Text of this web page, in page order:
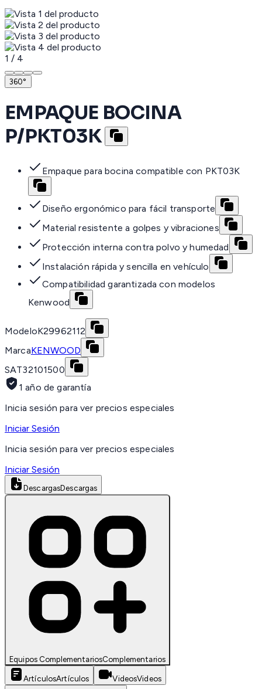
1 / 4
360°
EMPAQUE BOCINA
P/PKT03K
Empaque para bocina compatible con PKT03K
Diseño ergonómico para fácil transporte
Material resistente a golpes y vibraciones
Protección interna contra polvo y humedad
Instalación rápida y sencilla en vehículo
Compatibilidad garantizada con modelos
Kenwood
ModeloK29962112
MarcaKENWOOD
SAT32101500
1 año de garantía
Inicia sesión para ver precios especiales
Iniciar Sesión
Inicia sesión para ver precios especiales
Iniciar Sesión
DescargasDescargas
Equipos ComplementariosComplementarios
ArtículosArtículos VideosVideos